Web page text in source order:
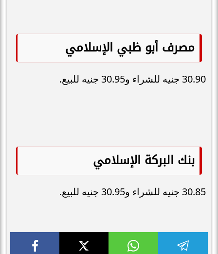
مصرف أبو ظبي الإسلامي
30.90 جنيه للشراء و30.95 جنيه للبيع.
بنك البركة الإسلامي
30.85 جنيه للشراء و30.95 جنيه للبيع.